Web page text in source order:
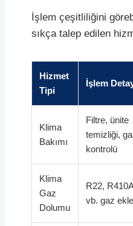
İşlem çeşitliliğini
sıkça talep edilen
Hizmet
Tipi
İşlem
Klima
Bakımı
Filtre, ünite
temizliği,
kontrolü
Klima
Gaz
Dolumu
R22,
vb. gaz